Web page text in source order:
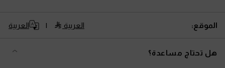
الموقع: العربية العربية
هل تحتاج مساعدة؟